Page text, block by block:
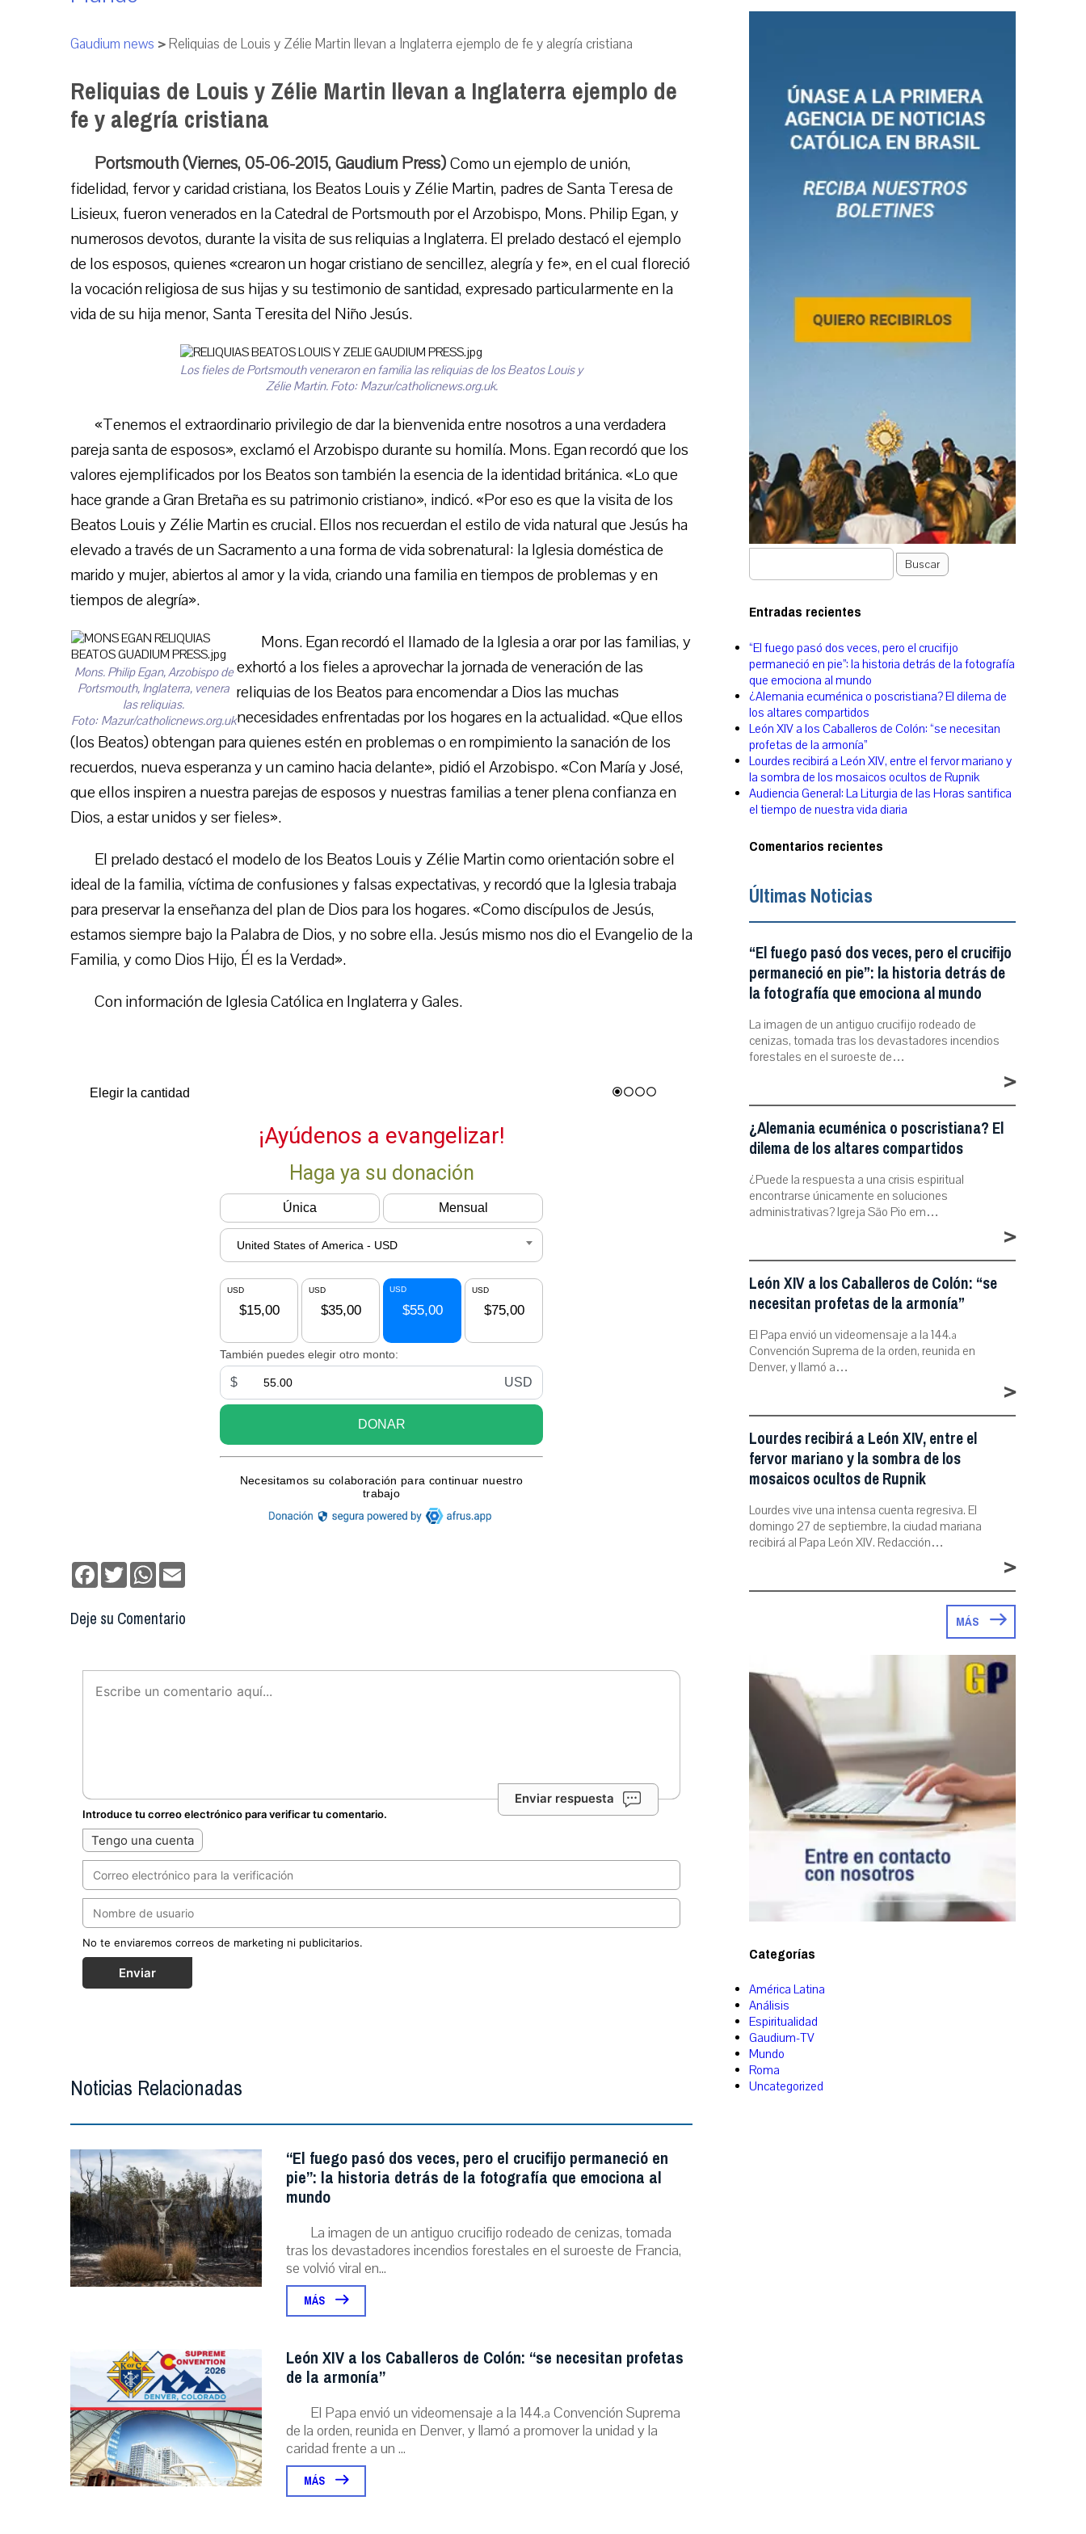
Gaudium news >Reliquias de Louis y Zélie Martin llevan a Inglaterra ejemplo de fe y alegría cristiana
Reliquias de Louis y Zélie Martin llevan a Inglaterra ejemplo de
fe y alegría cristiana
Portsmouth (Viernes, 05-06-2015, Gaudium Press)Como un ejemplo de unión,
fidelidad, fervor y caridad cristiana, los Beatos Louis y Zélie Martin, padres de Santa Teresa de
Lisieux, fueron venerados en la Catedral de Portsmouth por el Arzobispo, Mons. Philip Egan, y
numerosos devotos, durante la visita de sus reliquias a Inglaterra. El prelado destacó el ejemplo
de los esposos, quienes «crearon un hogar cristiano de sencillez, alegría y fe», en el cual floreció
la vocación religiosa de sus hijas y su testimonio de santidad, expresado particularmente en la
vida de su hija menor, Santa Teresita del Niño Jesús.
Los fieles de Portsmouth veneraron en familia las reliquias de los Beatos Louis y
Zélie Martin. Foto: Mazur/catholicnews.org.uk.
«Tenemos el extraordinario privilegio de dar la bienvenida entre nosotros a una verdadera
pareja santa de esposos», exclamó el Arzobispo durante su homilía. Mons. Egan recordó que los
valores ejemplificados por los Beatos son también la esencia de la identidad británica. «Lo que
hace grande a Gran Bretaña es su patrimonio cristiano», indicó. «Por eso es que la visita de los
Beatos Louis y Zélie Martin es crucial. Ellos nos recuerdan el estilo de vida natural que Jesús ha
elevado a través de un Sacramento a una forma de vida sobrenatural: la Iglesia doméstica de
marido y mujer, abiertos al amor y la vida, criando una familia en tiempos de problemas y en
tiempos de alegría».
Mons. Philip Egan, Arzobispo de
Portsmouth, Inglaterra, venera
las reliquias.
Foto: Mazur/catholicnews.org.uk
Mons. Egan recordó el llamado de la Iglesia a orar por las familias, y
exhortó a los fieles a aprovechar la jornada de veneración de las
reliquias de los Beatos para encomendar a Dios las muchas
necesidades enfrentadas por los hogares en la actualidad. «Que ellos
(los Beatos) obtengan para quienes estén en problemas o en rompimiento la sanación de los
recuerdos, nueva esperanza y un camino hacia delante», pidió el Arzobispo. «Con María y José,
que ellos inspiren a nuestra parejas de esposos y nuestras familias a tener plena confianza en
Dios, a estar unidos y ser fieles».
El prelado destacó el modelo de los Beatos Louis y Zélie Martin como orientación sobre el
ideal de la familia, víctima de confusiones y falsas expectativas, y recordó que la Iglesia trabaja
para preservar la enseñanza del plan de Dios para los hogares. «Como discípulos de Jesús,
estamos siempre bajo la Palabra de Dios, y no sobre ella. Jesús mismo nos dio el Evangelio de la
Familia, y como Dios Hijo, Él es la Verdad».
Con información de Iglesia Católica en Inglaterra y Gales.
Facebook
TwitterWhatsApp
Deje su Comentario
Enviar respuesta
Introduce tu correo electrónico para verificar tu comentario.
Tengo una cuenta
No te enviaremos correos de marketing ni publicitarios.
Enviar
Noticias Relacionadas
“El fuego pasó dos veces, pero el crucifijo permaneció en
pie”: la historia detrás de la fotografía que emociona al
mundo
La imagen de un antiguo crucifijo rodeado de cenizas, tomada
tras los devastadores incendios forestales en el suroeste de Francia,
se volvió viral en...
MÁS
León XIV a los Caballeros de Colón: “se necesitan profetas
de la armonía”
El Papa envió un videomensaje a la 144.ª Convención Suprema
de la orden, reunida en Denver, y llamó a promover la unidad y la
caridad frente a un ...
MÁS
Buscar
Entradas recientes
“El fuego pasó dos veces, pero el crucifijo
permaneció en pie”: la historia detrás de la fotografía
que emociona al mundo
¿Alemania ecuménica o poscristiana? El dilema de
los altares compartidos
León XIV a los Caballeros de Colón: “se necesitan
profetas de la armonía”
Lourdes recibirá a León XIV, entre el fervor mariano y
la sombra de los mosaicos ocultos de Rupnik
Audiencia General: La Liturgia de las Horas santifica
el tiempo de nuestra vida diaria
Comentarios recientes
Últimas Noticias
“El fuego pasó dos veces, pero el crucifijo
permaneció en pie”: la historia detrás de
la fotografía que emociona al mundo
La imagen de un antiguo crucifijo rodeado de
cenizas, tomada tras los devastadores incendios
forestales en el suroeste de…
>
¿Alemania ecuménica o poscristiana? El
dilema de los altares compartidos
¿Puede la respuesta a una crisis espiritual
encontrarse únicamente en soluciones
administrativas? Igreja São Pio em…
>
León XIV a los Caballeros de Colón: “se
necesitan profetas de la armonía”
El Papa envió un videomensaje a la 144.ª
Convención Suprema de la orden, reunida en
Denver, y llamó a…
>
Lourdes recibirá a León XIV, entre el
fervor mariano y la sombra de los
mosaicos ocultos de Rupnik
Lourdes vive una intensa cuenta regresiva. El
domingo 27 de septiembre, la ciudad mariana
recibirá al Papa León XIV. Redacción…
>
MÁS
Categorías
América Latina
Análisis
Espiritualidad
Gaudium-TV
Mundo
Roma
Uncategorized